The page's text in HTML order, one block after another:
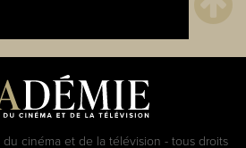
cinéma et de la télévision - tous droits